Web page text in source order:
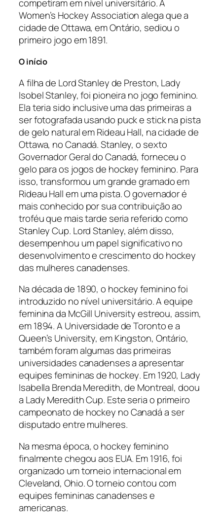
competiram em nível universitário. A
Women’s Hockey Associationalega que a
cidade de Ottawa, em Ontário, sediou o
primeiro jogo em 1891.
O início
A filha de Lord Stanley de Preston, Lady
Isobel Stanley, foi pioneira no jogo feminino.
Ela teria sido inclusive uma das primeiras a
ser fotografada usando pucke stickna pista
de gelo natural em Rideau Hall, na cidade de
Ottawa, no Canadá. Stanley, o sexto
Governador Geral do Canadá, forneceu o
gelo para os jogos de hockeyfeminino. Para
isso, transformou um grande gramado em
Rideau Hall em uma pista. O governador é
mais conhecido por sua contribuição ao
troféu que mais tarde seria referido como
Stanley Cup. Lord Stanley, além disso,
desempenhou um papel significativo no
desenvolvimento e crescimento do hockey
das mulheres canadenses.
Na década de 1890, o hockeyfeminino foi
introduzido no nível universitário. A equipe
feminina da McGill University estreou, assim,
em 1894. A Universidade de Toronto e a
Queen’s University, em Kingston, Ontário,
também foram algumas das primeiras
universidades canadenses a apresentar
equipes femininas de hockey. Em 1920, Lady
Isabella Brenda Meredith, de Montreal, doou
a Lady Meredith Cup. Este seria o primeiro
campeonato de hockey no Canadá a ser
disputado entre mulheres.
Na mesma época, o hockeyfeminino
finalmente chegou aos EUA. Em 1916, foi
organizado um torneio internacional em
Cleveland, Ohio. O torneio contou com
equipes femininas canadenses e
americanas.